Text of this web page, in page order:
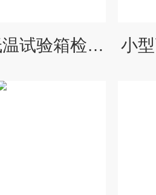
iphone13高低温试验箱检测厂家 小